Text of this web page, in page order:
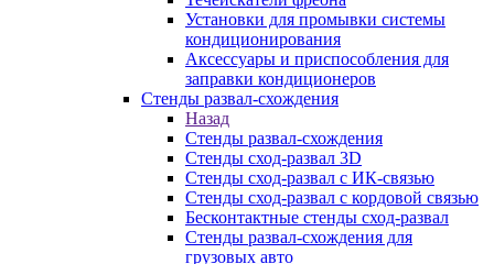
Установки для промывки системы
кондиционирования
Аксессуары и приспособления для
заправки кондиционеров
Стенды развал-схождения
Назад
Стенды развал-схождения
Стенды сход-развал 3D
Стенды сход-развал с ИК-связью
Стенды сход-развал с кордовой связью
Бесконтактные стенды сход-развал
Стенды развал-схождения для
грузовых авто